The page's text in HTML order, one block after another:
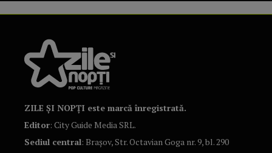
ZILE ȘI NOPȚI este marcă înregistrată.
Editor: City Guide Media SRL.
Sediul central: Brașov, Str. Octavian Goga nr. 9, bl. 290